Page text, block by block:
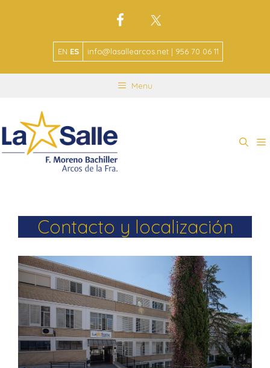
EN ES info@lasallearcos.net | 956 70 06 11
Menu
Contacto y localización